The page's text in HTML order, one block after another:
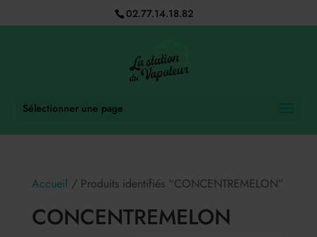
02.77.14.18.82
Sélectionner une page
Accueil / Produits identifiés “CONCENTREMELON”
CONCENTREMELON